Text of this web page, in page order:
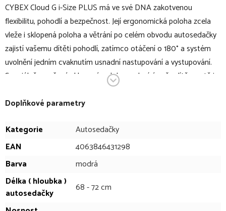
CYBEX Cloud G i-Size PLUS má ve své DNA zakotvenou
flexibilitu, pohodlí a bezpečnost. Její ergonomická poloha zcela
vleže i sklopená poloha a větrání po celém obvodu autosedačky
zajistí vašemu dítěti pohodlí, zatímco otáčení o 180° a systém
uvolnění jedním cvaknutím usnadní nastupování a vystupování.
Speciálně navržená sklopená poloha podepírá vaše dítě v autě i
mimo něj a pomáhá jeho držení těla v průběhu růstu.
Nastupování a vystupování z vozu je mnohem snazší díky
cvaknutím. Autosedačka Cloud G i-Size PLUS poskytuje rodičům
větší klid na duši díky systému lineární ochrany při bočním nárazu
Plus, což zajišťuje o 15 % vyšší ochranu při bočním nárazu.
bezpečnost svého dítěte na rodinných výletech. V rámci rodiny
Modular G je základna G vhodná jak pro autosedačku Cloud G i-
Doplňkové parametry
Kategorie
Autosedačky
EAN
4063846431298
Barva
modrá
Délka ( hloubka )
autosedačky
68 - 72 cm